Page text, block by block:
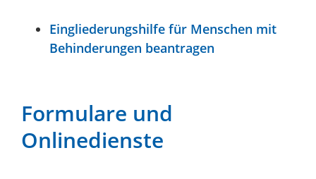
Eingliederungshilfe für Menschen mit
Behinderungen beantragen
Formulare und
Onlinedienste